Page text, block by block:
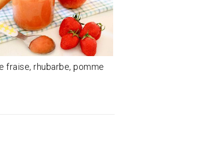
fraise, rhubarbe, pomme